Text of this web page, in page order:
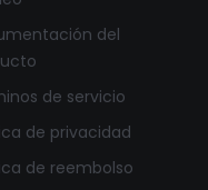
del
de servicio
de privacidad
de reembolso